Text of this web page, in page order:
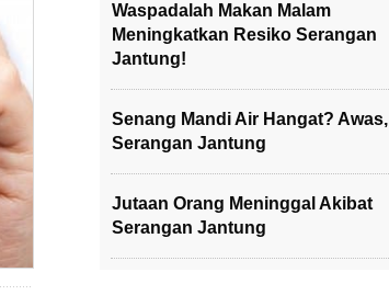
Waspadalah Makan Malam
Meningkatkan Resiko Serangan
Jantung!
Senang Mandi Air Hangat? Awas,
Serangan Jantung
Jutaan Orang Meninggal Akibat
Serangan Jantung